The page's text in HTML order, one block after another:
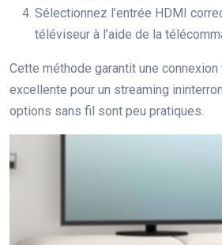
Sélectionnez l’entrée HDMI
téléviseur à l’aide de la
Cette méthode garantit une
excellente pour un streaming
options sans fil sont peu pratiques.